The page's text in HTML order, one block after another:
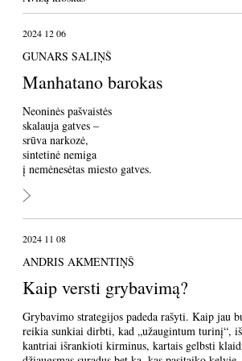
2024 12 06
GUNARS SALIŅŠ
Manhatano barokas
Neoninės pašvaistės
skalauja gatves –
srūva narkozė,
sintetinė nemiga
į nemėnesėtas miesto gatves.
2024 11 08
ANDRIS AKMENTIŅŠ
Kaip versti grybavimą?
Grybavimo strategijos padeda rašyti. Kaip jau
reikia sunkiai dirbti, kad „užaugintum turinį“,
kantriai išrankioti kirminus, kartais gelbsti